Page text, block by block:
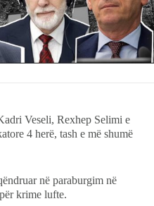
Veseli, Rexhep Selimi e
4 herë, tash e më shumë
në paraburgim në
krime lufte.